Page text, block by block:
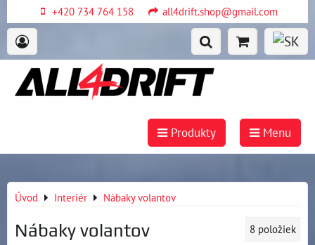
+420 734 764 158 all4drift.shop@gmail.com
Produkty Menu
Úvod Interiér Nábaky volantov
Nábaky volantov 8 položiek